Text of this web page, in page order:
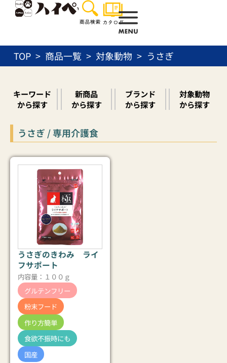
ッ
TOP 商品一覧 対象動物 うさぎ
キーワード
から探す
新商品
から探す
ブランド
から探す
対象動物
から探す
うさぎ / 専用介護食
うさぎのきわみ ライ
フサポート
内容量：１００ｇ
グルテンフリー
粉末フード
作り方簡単
食欲不振時にも
国産